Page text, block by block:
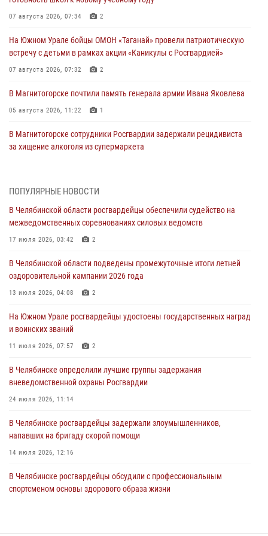
07 августа 2026, 07:34 2
На Южном Урале бойцы ОМОН «Таганай» провели патриотическую
встречу с детьми в рамках акции «Каникулы с Росгвардией»
07 августа 2026, 07:32 2
В Магнитогорске почтили память генерала армии Ивана Яковлева
05 августа 2026, 11:22 1
В Магнитогорске сотрудники Росгвардии задержали рецидивиста
за хищение алкоголя из супермаркета
На Южном Урале спецназ Росгвардии провел военно-полевые
Росгвардейцы задержали трёх магазинных воров в Челябинске
На Южном Урале сотрудники Росгвардии задержали
подозреваемого в совершении убийства
В Челябинской области росгвардейцами по горячим следам
задержан подозреваемый в грабеже
ПОПУЛЯРНЫЕ НОВОСТИ
В Челябинской области росгвардейцы обеспечили судейство на
межведомственных соревнованиях силовых ведомств
17 июля 2026, 03:42 2
В Челябинской области подведены промежуточные итоги летней
оздоровительной кампании 2026 года
13 июля 2026, 04:08 2
На Южном Урале росгвардейцы удостоены государственных наград
и воинских званий
11 июля 2026, 07:57 2
В Челябинске определили лучшие группы задержания
вневедомственной охраны Росгвардии
24 июля 2026, 11:14
В Челябинске росгвардейцы задержали злоумышленников,
напавших на бригаду скорой помощи
14 июля 2026, 12:16
В Челябинске росгвардейцы обсудили с профессиональным
спортсменом основы здорового образа жизни